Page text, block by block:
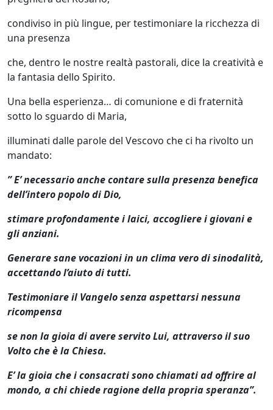
condiviso in più lingue, per testimoniare la ricchezza di
una presenza
che, dentro le nostre realtà pastorali, dice la creatività e
la fantasia dello Spirito.
Una bella esperienza… di comunione e di fraternità
sotto lo sguardo di Maria,
illuminati dalle parole del Vescovo che ci ha rivolto un
mandato:
” E’ necessario anche contare sulla presenza benefica
dell’intero popolo di Dio,
stimare profondamente i laici, accogliere i giovani e
gli anziani.
Generare sane vocazioni in un clima vero di sinodalità,
accettando l’aiuto di tutti.
Testimoniare il Vangelo senza aspettarsi nessuna
ricompensa
se non la gioia di avere servito Lui, attraverso il suo
Volto che è la Chiesa.
E’ la gioia che i consacrati sono chiamati ad offrire al
mondo, a chi chiede ragione della propria speranza”.